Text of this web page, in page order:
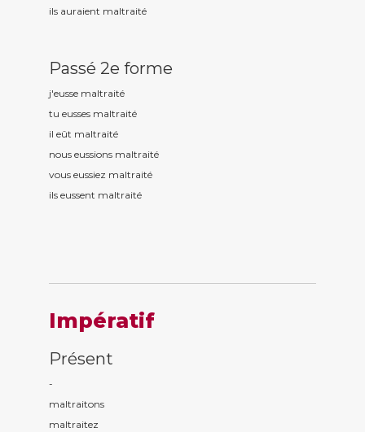
ils auraient maltraité
Passé 2e forme
j'eusse maltraité
tu eusses maltraité
il eût maltraité
nous eussions maltraité
vous eussiez maltraité
ils eussent maltraité
Impératif
Présent
-
maltraitons
maltraitez